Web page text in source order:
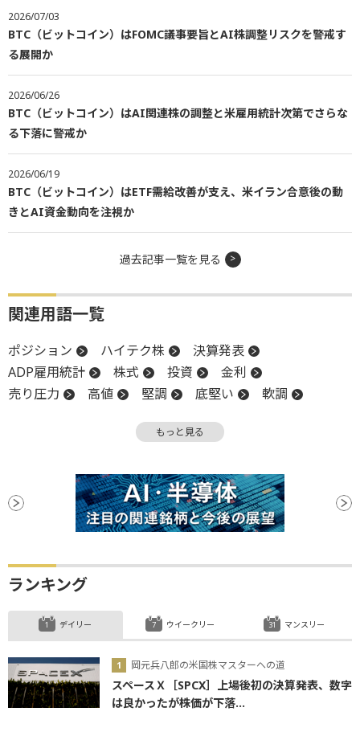
2026/07/03
BTC（ビットコイン）はFOMC議事要旨とAI株調整リスクを警戒す
る展開か
2026/06/26
BTC（ビットコイン）はAI関連株の調整と米雇用統計次第でさらな
る下落に警戒か
2026/06/19
BTC（ビットコイン）はETF需給改善が支え、米イラン合意後の動
きとAI資金動向を注視か
過去記事一覧を見る
関連用語一覧
ポジション ハイテク株
決算発表
ADP雇用統計
株式 投資
金利
売り圧力
高値 堅調 底堅い
軟調
投資家心理
反発
決算 資金調達 下値
ステーブルコイン
底 タカ派
DeFi
ビットコイン
利下げ
もっと見る
ランキング
デイリー
岡元兵八郎の米国株マスターへの道
スペースＸ［SPCX］上場後初の決算発表、数字
は良かったが株価が下落...
ウイークリー マンスリー